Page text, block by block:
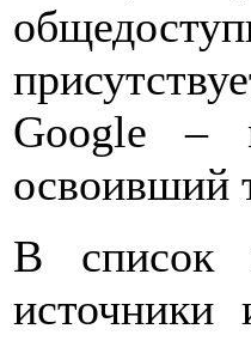
Google –
освоивший
В список
источники